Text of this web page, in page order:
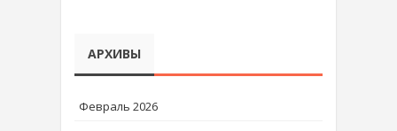
АРХИВЫ
Февраль 2026